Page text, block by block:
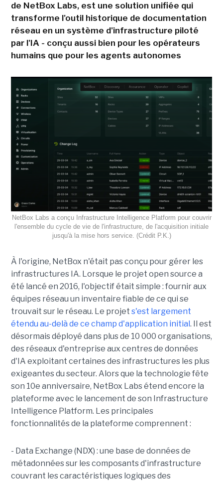
de NetBox Labs, est une solution unifiée qui
transforme l'outil historique de documentation
réseau en un système d'infrastructure piloté
par l'IA - conçu aussi bien pour les opérateurs
humains que pour les agents autonomes
NetBox Labs a conçu Infrastructure Intelligence Platform pour couvrir
l'ensemble du cycle de vie de l'infrastructure, de l'acquisition initiale
jusqu'à la mise hors service. (Crédit P.K.)
À l'origine, NetBox n'était pas conçu pour gérer les
infrastructures IA. Lorsque le projet open source a
été lancé en 2016, l'objectif était simple : fournir aux
équipes réseau un inventaire fiable de ce qui se
trouvait sur le réseau. Le projet s'est largement
étendu au-delà de ce champ d'application initial. Il est
désormais déployé dans plus de 10 000 organisations,
des réseaux d'entreprise aux centres de données
d'IA exploitant certaines des infrastructures les plus
exigeantes du secteur. Alors que la technologie fête
son 10e anniversaire, NetBox Labs étend encore la
plateforme avec le lancement de son Infrastructure
Intelligence Platform. Les principales
fonctionnalités de la plateforme comprennent :
- Data Exchange (NDX) : une base de données de
métadonnées sur les composants d'infrastructure
couvrant les caractéristiques logiques des